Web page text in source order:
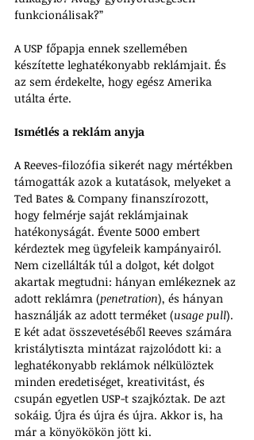
funkcionálisak?”
A USP főpapja ennek szellemében
készítette leghatékonyabb reklámjait. És
az sem érdekelte, hogy egész Amerika
utálta érte.
Ismétlés a reklám anyja
A Reeves-filozófia sikerét nagy mértékben
támogatták azok a kutatások, melyeket a
Ted Bates & Company finanszírozott,
hogy felmérje saját reklámjainak
hatékonyságát. Évente 5000 embert
kérdeztek meg ügyfeleik kampányairól.
Nem cizellálták túl a dolgot, két dolgot
akartak megtudni: hányan emlékeznek az
adott reklámra (penetration), és hányan
használják az adott terméket (usage pull).
E két adat összevetéséből Reeves számára
kristálytiszta mintázat rajzolódott ki: a
leghatékonyabb reklámok nélkülöztek
minden eredetiséget, kreativitást, és
csupán egyetlen USP-t szajkóztak. De azt
sokáig. Újra és újra és újra. Akkor is, ha
már a könyökökön jött ki.